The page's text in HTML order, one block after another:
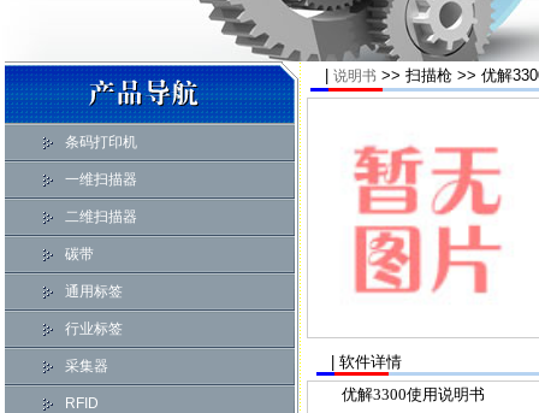
条码打印机
一维扫描器
二维扫描器
碳带
通用标签
行业标签
采集器
RFID
说明书 >> 扫描枪 >> 优解
| 软件详情
优解3300使用说明书